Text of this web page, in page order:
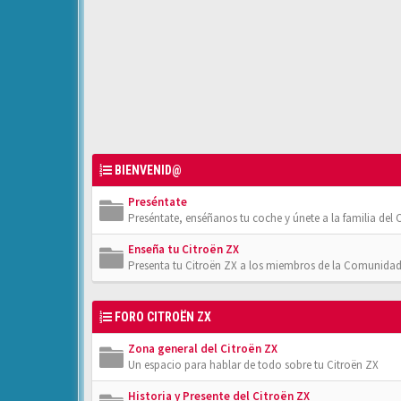
BIENVENID@
Preséntate
Preséntate, enséñanos tu coche y únete a la familia del
Enseña tu Citroën ZX
Presenta tu Citroën ZX a los miembros de la
FORO CITROËN ZX
Zona general del Citroën ZX
Un espacio para hablar de todo sobre tu Citroën ZX
Historia y Presente del Citroën ZX